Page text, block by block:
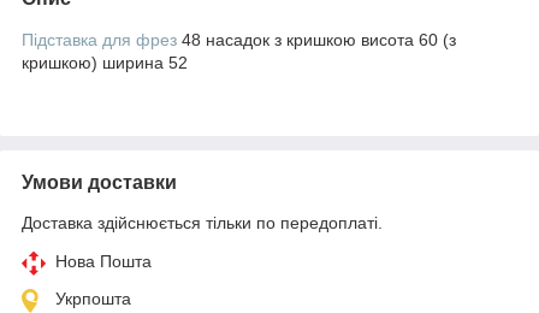
Підставка для фрез 48 насадок з кришкою висота 60 (з
кришкою) ширина 52
Умови доставки
Доставка здійснюється тільки по передоплаті.
Нова Пошта
Укрпошта